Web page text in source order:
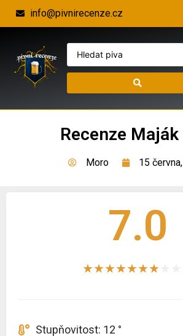
info@pivnirecenze.cz
Recenze Maják
Moro 15
7.0
★★★★★★★
Stupňovitost: 12 °